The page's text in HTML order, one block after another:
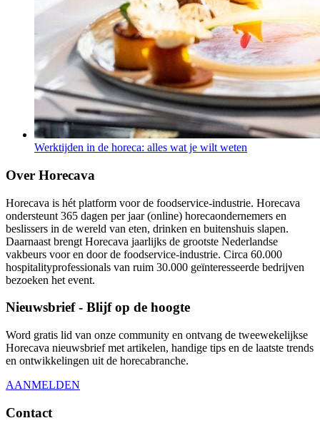
Werktijden in de horeca: alles wat je wilt weten
Over Horecava
Horecava is hét platform voor de foodservice-industrie. Horecava
ondersteunt 365 dagen per jaar (online) horecaondernemers en
beslissers in de wereld van eten, drinken en buitenshuis slapen.
Daarnaast brengt Horecava jaarlijks de grootste Nederlandse
vakbeurs voor en door de foodservice-industrie. Circa 60.000
hospitalityprofessionals van ruim 30.000 geïnteresseerde bedrijven
bezoeken het event.
Nieuwsbrief - Blijf op de hoogte
Word gratis lid van onze community en ontvang de tweewekelijkse
Horecava nieuwsbrief met artikelen, handige tips en de laatste trends
en ontwikkelingen uit de horecabranche.
AANMELDEN
Contact